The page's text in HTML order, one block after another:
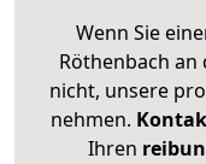
Wenn Sie
Röthenbach an
nicht, unsere
nehmen.
Ihren